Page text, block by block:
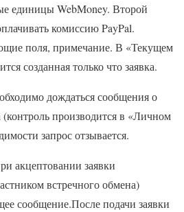
единицы WebMoney. Второй
комиссию PayPal.
поля, примечание. В «Текущем
созданная только что заявка.
дождаться сообщения о
производится в «Личном
запрос отзывается.
акцептовании заявки
встречного обмена)
сообщение.После подачи заявки